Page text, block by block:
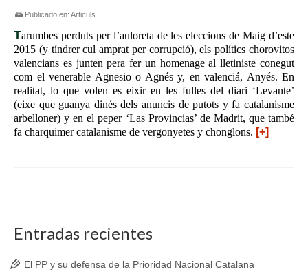
Publicado en: Articuls |
Tarumbes perduts per l’auloreta de leseleccions de Maigd’este
2015 (y tíndrer cul amprat per corrupció), els políticschorovitos
valencians es junten pera fer un homenage al lletiniste conegut
com el venerable Agnesio o Agnés y, en valenciá, Anyés. En
realitat, lo que volen es eixir en les fulles del diari ‘Levante’
(eixe que guanya dinésdels anuncis de putots y fa catalanisme
arbelloner) y en el peper ‘Las Provincias’ de Madrit, que també
fa charquimercatalanisme de vergonyetes y chonglons. [+]
Entradas recientes
El PP y su defensa de la Prioridad Nacional Catalana